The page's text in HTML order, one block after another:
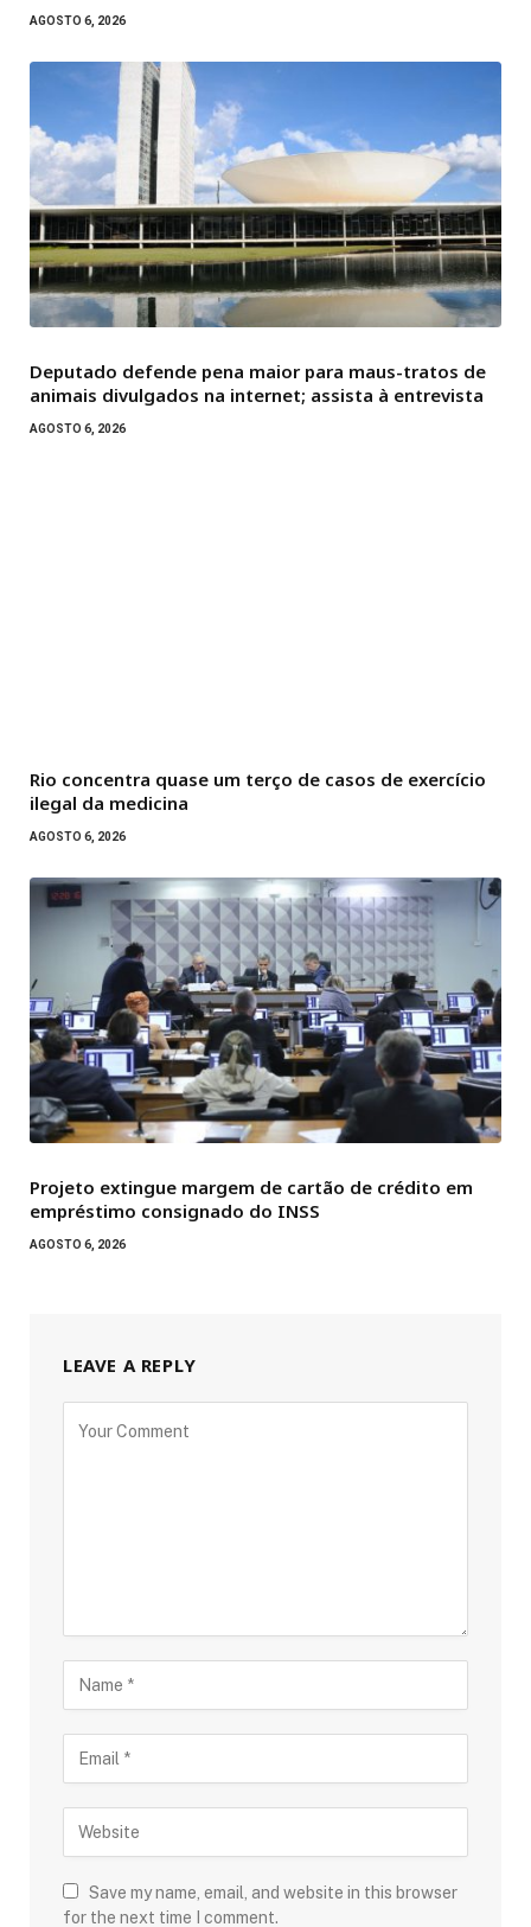
AGOSTO 6, 2026
Deputado defende pena maior para maus-tratos de
animais divulgados na internet; assista à entrevista
AGOSTO 6, 2026
Rio concentra quase um terço de casos de exercício
ilegal da medicina
AGOSTO 6, 2026
Projeto extingue margem de cartão de crédito em
empréstimo consignado do INSS
AGOSTO 6, 2026
LEAVE A REPLY
Save my name, email, and website in this browser
for the next time I comment.